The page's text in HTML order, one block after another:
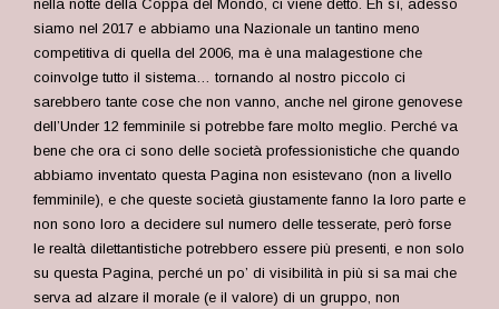
nella notte della Coppa del Mondo, ci viene detto. Eh sì, adesso
siamo nel 2017 e abbiamo una Nazionale un tantino meno
competitiva di quella del 2006, ma è una malagestione che
coinvolge tutto il sistema… tornando al nostro piccolo ci
sarebbero tante cose che non vanno, anche nel girone genovese
dell’Under 12 femminile si potrebbe fare molto meglio. Perché va
bene che ora ci sono delle società professionistiche che quando
abbiamo inventato questa Pagina non esistevano (non a livello
femminile), e che queste società giustamente fanno la loro parte e
non sono loro a decidere sul numero delle tesserate, però forse
le realtà dilettantistiche potrebbero essere più presenti, e non solo
su questa Pagina, perché un po’ di visibilità in più si sa mai che
serva ad alzare il morale (e il valore) di un gruppo, non